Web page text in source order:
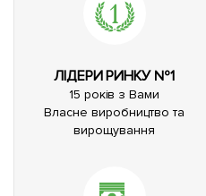
ЛІДЕРИ РИНКУ №1
15 років з Вами
Власне виробництво та
вирощування